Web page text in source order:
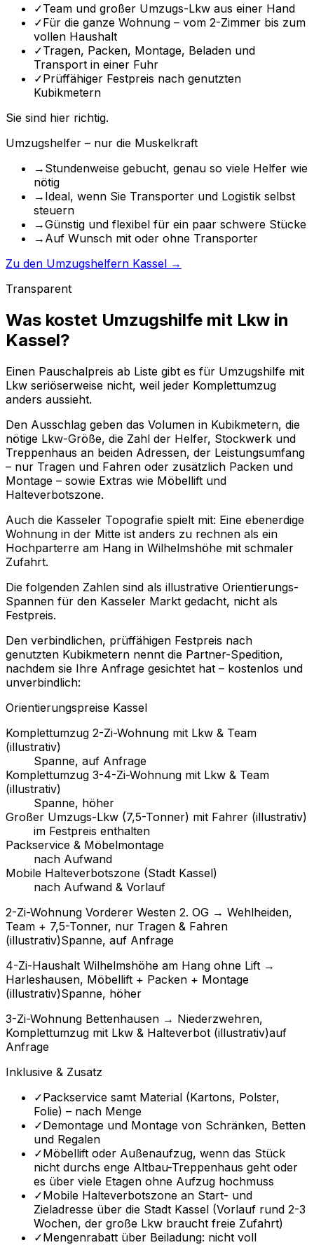
✓Team und großer Umzugs-Lkw aus einer Hand
✓Für die ganze Wohnung – vom 2-Zimmer bis zum
vollen Haushalt
✓Tragen, Packen, Montage, Beladen und
Transport in einer Fuhr
✓Prüffähiger Festpreis nach genutzten
Kubikmetern
Sie sind hier richtig.
Umzugshelfer – nur die Muskelkraft
→ Stundenweise gebucht, genau so viele Helfer wie
nötig
→ Ideal, wenn Sie Transporter und Logistik selbst
steuern
→Günstig und flexibel für ein paar schwere Stücke
→ Auf Wunsch mit oder ohne Transporter
Zu den Umzugshelfern Kassel →
Transparent
Was kostet Umzugshilfe mit Lkw in
Kassel?
Einen Pauschalpreis ab Liste gibt es für Umzugshilfe mit
Lkw seriöserweise nicht, weil jeder Komplettumzug
anders aussieht.
Den Ausschlag geben das Volumen in Kubikmetern, die
nötige Lkw-Größe, die Zahl der Helfer, Stockwerk und
Treppenhaus an beiden Adressen, der Leistungsumfang
– nur Tragen und Fahren oder zusätzlich Packen und
Montage – sowie Extras wie Möbellift und
Halteverbotszone.
Auch die Kasseler Topografie spielt mit: Eine ebenerdige
Wohnung in der Mitte ist anders zu rechnen als ein
Hochparterre am Hang in Wilhelmshöhe mit schmaler
Zufahrt.
Die folgenden Zahlen sind als illustrative Orientierungs-
Spannen für den Kasseler Markt gedacht, nicht als
Festpreis.
Den verbindlichen, prüffähigen Festpreis nach
genutzten Kubikmetern nennt die Partner-Spedition,
nachdem sie Ihre Anfrage gesichtet hat – kostenlos und
unverbindlich:
Orientierungspreise Kassel
Komplettumzug 2-Zi-Wohnung mit Lkw & Team
(illustrativ)
Spanne, auf Anfrage
Komplettumzug 3-4-Zi-Wohnung mit Lkw & Team
(illustrativ)
Spanne, höher
Großer Umzugs-Lkw (7,5-Tonner) mit Fahrer (illustrativ)
im Festpreis enthalten
Packservice & Möbelmontage
nach Aufwand
Mobile Halteverbotszone (Stadt Kassel)
nach Aufwand & Vorlauf
2-Zi-Wohnung Vorderer Westen 2. OG → Wehlheiden,
Team + 7,5-Tonner, nur Tragen & Fahren
(illustrativ)Spanne, auf Anfrage
4-Zi-Haushalt Wilhelmshöhe am Hang ohne Lift →
Harleshausen, Möbellift + Packen + Montage
(illustrativ)Spanne, höher
3-Zi-Wohnung Bettenhausen → Niederzwehren,
Komplettumzug mit Lkw & Halteverbot (illustrativ)auf
Anfrage
Inklusive & Zusatz
✓Packservice samt Material (Kartons, Polster,
Folie) – nach Menge
✓Demontage und Montage von Schränken, Betten
und Regalen
✓Möbellift oder Außenaufzug, wenn das Stück
nicht durchs enge Altbau-Treppenhaus geht oder
es über viele Etagen ohne Aufzug hochmuss
✓Mobile Halteverbotszone an Start- und
Zieladresse über die Stadt Kassel (Vorlauf rund 2-3
Wochen, der große Lkw braucht freie Zufahrt)
✓Mengenrabatt über Beiladung: nicht voll